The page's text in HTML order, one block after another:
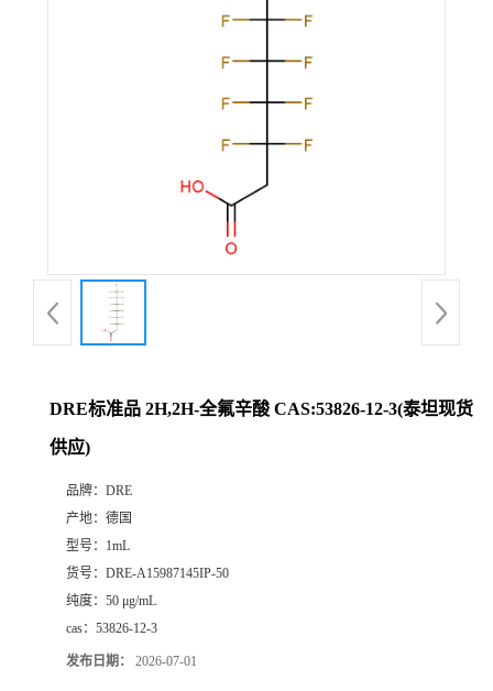
DRE标准品 2H,2H-全氟辛酸 CAS:53826-12-3(泰坦现货
供应)
品牌： DRE
产地： 德国
型号： 1mL
货号： DRE-A15987145IP-50
纯度： 50 μg/mL
cas： 53826-12-3
发布日期： 2026-07-01